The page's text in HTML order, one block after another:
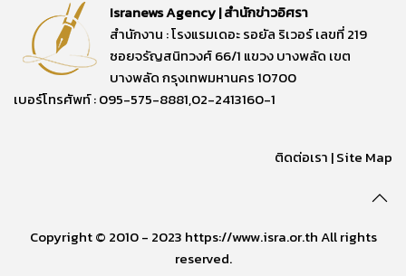
Isranews Agency | สำนักข่าวอิศรา
สำนักงาน : โรงแรมเดอะ รอยัล ริเวอร์ เลขที่ 219
ซอยจรัญสนิทวงศ์ 66/1 แขวง บางพลัด เขต
บางพลัด กรุงเทพมหานคร 10700
เบอร์โทรศัพท์ : 095-575-8881,02-2413160-1
ติดต่อเรา |Site Map
Copyright © 2010 - 2023 https://www.isra.or.th All rights
reserved.